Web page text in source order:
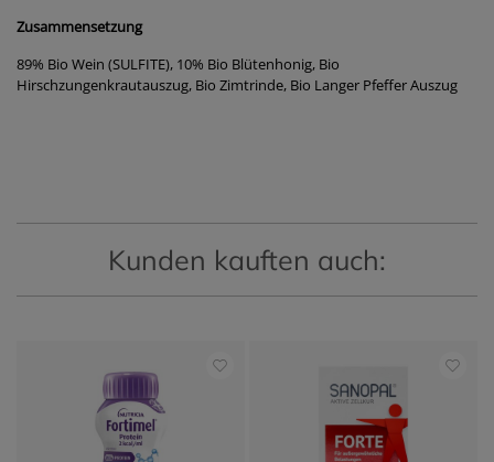
Zusammensetzung
89% Bio Wein (SULFITE), 10% Bio Blütenhonig, Bio
Hirschzungenkrautauszug, Bio Zimtrinde, Bio Langer Pfeffer Auszug
Kunden kauften auch: